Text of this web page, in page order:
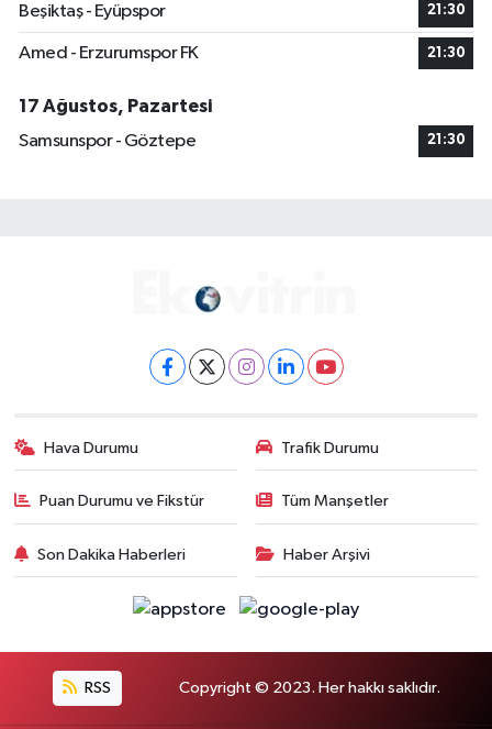
Beşiktaş - Eyüpspor 21:30
Amed - Erzurumspor FK 21:30
17 Ağustos, Pazartesi
Samsunspor - Göztepe
21:30
Hava Durumu Trafik Durumu
Puan Durumu ve Fikstür Tüm Manşetler
Son Dakika Haberleri Haber Arşivi
RSS Copyright © 2023. Her hakkı saklıdır.